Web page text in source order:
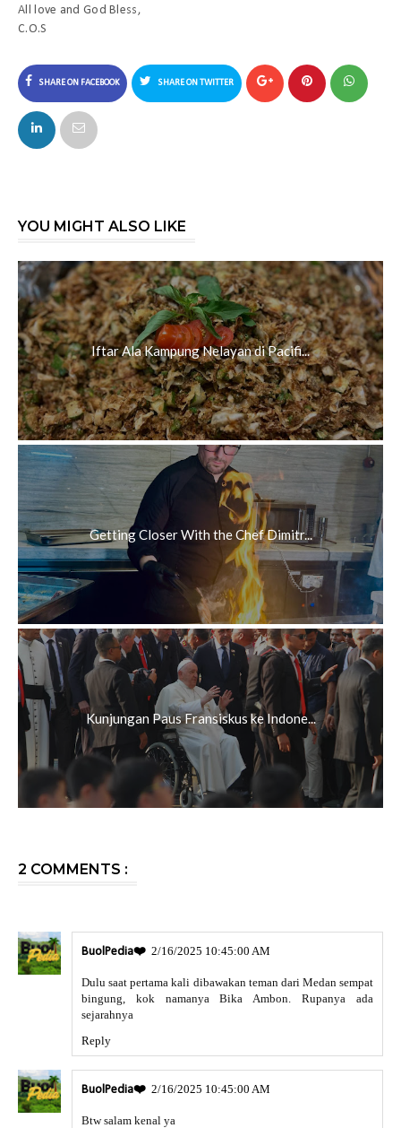
All love and God Bless,
C.O.S
SHARE ON FACEBOOK SHARE ON TWITTER
YOU MIGHT ALSO LIKE
Iftar Ala Kampung Nelayan di Pacifi...
Getting Closer With the Chef Dimitr...
Kunjungan Paus Fransiskus ke Indone...
2 COMMENTS :
BuolPedia❤️ 2/16/2025 10:45:00 AM
Dulu saat pertama kali dibawakan teman dari Medan sempat
bingung, kok namanya Bika Ambon. Rupanya ada
sejarahnya
Reply
BuolPedia❤️ 2/16/2025 10:45:00 AM
Btw salam kenal ya